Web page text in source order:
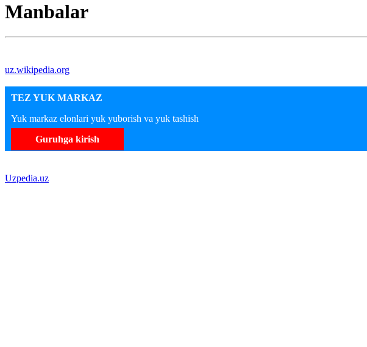
Manbalar
uz.wikipedia.org
TEZ YUK MARKAZ
Yuk markaz elonlari yuk yuborish va yuk tashish
Guruhga kirish
Uzpedia.uz